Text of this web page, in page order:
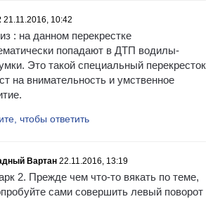
21.11.2016, 10:42
: на данном перекрестке
попадают в ДТП водилы-
Это такой специальный перекресток
на внимательность и умственное
чтобы ответить
Вартан 22.11.2016, 13:19
2. Прежде чем что-то вякать по теме,
сами совершить левый поворот